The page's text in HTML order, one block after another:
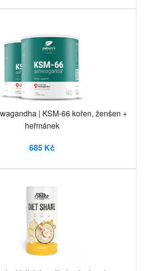
| KSM-66 kořen, ženšen +
heřmánek
685 Kč